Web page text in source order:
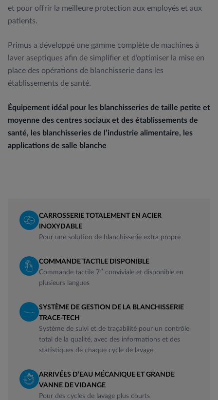
et pour offrir la meilleure protection aux employés et aux
patients.
Primus a développé une gamme complète de machines à
laver aseptiques afin de simplifier et d’optimiser la mise en
place des opérations de blanchisserie dans les
établissements de santé.
Équipement idéal pour les blanchisseries de taille petite et
moyenne des centres sociaux et des établissements de
santé, les blanchisseries de l’industrie alimentaire, les
applications de salle blanche
CARROSSERIE TOTALEMENT EN ACIER
INOXYDABLE
Pour une solution de blanchisserie extra propre
COMMANDE TACTILE DISPONIBLE
Commande tactile 7″ conviviale et disponible en
plusieurs langues
SYSTÈME DE GESTION DE LA BLANCHISSERIE
TRACE-TECH
Système de suivi et de traçabilité pour un contrôle
total de la qualité, avec des informations et des
statistiques de chaque cycle de lavage
ARRIVÉES D’EAU MÉCANIQUE ET GRANDE
VANNE DE VIDANGE
Pour des cycles de lavage plus courts